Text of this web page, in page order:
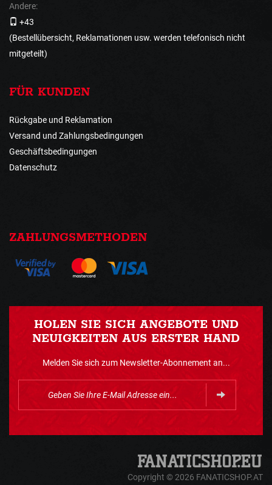
Andere:
+43
(Bestellübersicht, Reklamationen usw. werden telefonisch nicht
mitgeteilt)
FÜR KUNDEN
Rückgabe und Reklamation
Versand und Zahlungsbedingungen
Geschäftsbedingungen
Datenschutz
ZAHLUNGSMETHODEN
HOLEN SIE SICH ANGEBOTE UND
NEUIGKEITEN AUS ERSTER HAND
Melden Sie sich zum Newsletter-Abonnement an...
Copyright © 2026 FANATICSHOP.AT